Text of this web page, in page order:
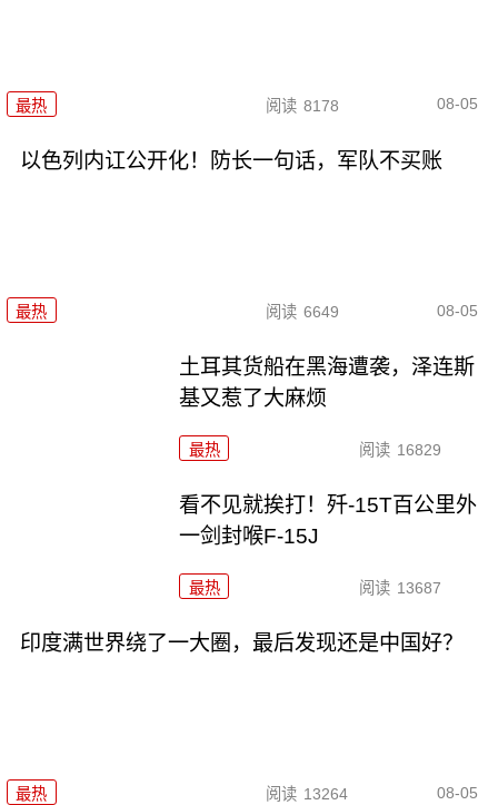
最热 阅读 8178 08-05
以色列内讧公开化！防长一句话，军队不买账
最热 阅读 6649 08-05
土耳其货船在黑海遭袭，泽连斯
基又惹了大麻烦
最热 阅读 16829
看不见就挨打！歼-15T百公里外
一剑封喉F-15J
最热 阅读 13687
印度满世界绕了一大圈，最后发现还是中国好？
最热 阅读 13264 08-05